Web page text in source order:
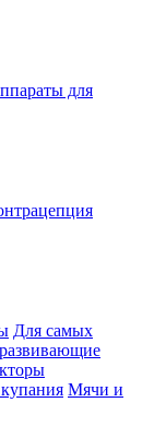
для
Для самых
Мячи и